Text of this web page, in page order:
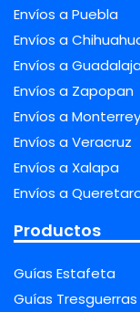
Envíos a Puebla
Envíos a
Envíos a
Envíos a Zapopan
Envíos a Monterrey
Envíos a Veracruz
Envíos a Xalapa
Envíos a
Productos
Guías Estafeta
Guías Tresguerras